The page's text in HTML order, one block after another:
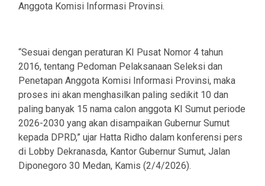
Anggota Komisi Informasi Provinsi.
“Sesuai dengan peraturan KI Pusat Nomor 4 tahun
2016, tentang Pedoman Pelaksanaan Seleksi dan
Penetapan Anggota Komisi Informasi Provinsi, maka
proses ini akan menghasilkan paling sedikit 10 dan
paling banyak 15 nama calon anggota KI Sumut periode
2026-2030 yang akan disampaikan Gubernur Sumut
kepada DPRD,” ujar Hatta Ridho dalam konferensi pers
di Lobby Dekranasda, Kantor Gubernur Sumut, Jalan
Diponegoro 30 Medan, Kamis (2/4/2026).